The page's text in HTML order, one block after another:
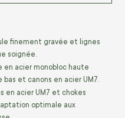
finement gravée et lignes
soignée.
en acier monobloc haute
et canons en acier UM7.
en acier UM7 et chokes
optimale aux